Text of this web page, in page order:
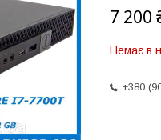
7 200
Немає в
+380